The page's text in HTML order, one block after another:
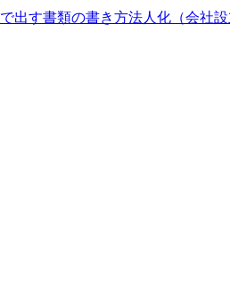
出す書類の書き方法人化（会社